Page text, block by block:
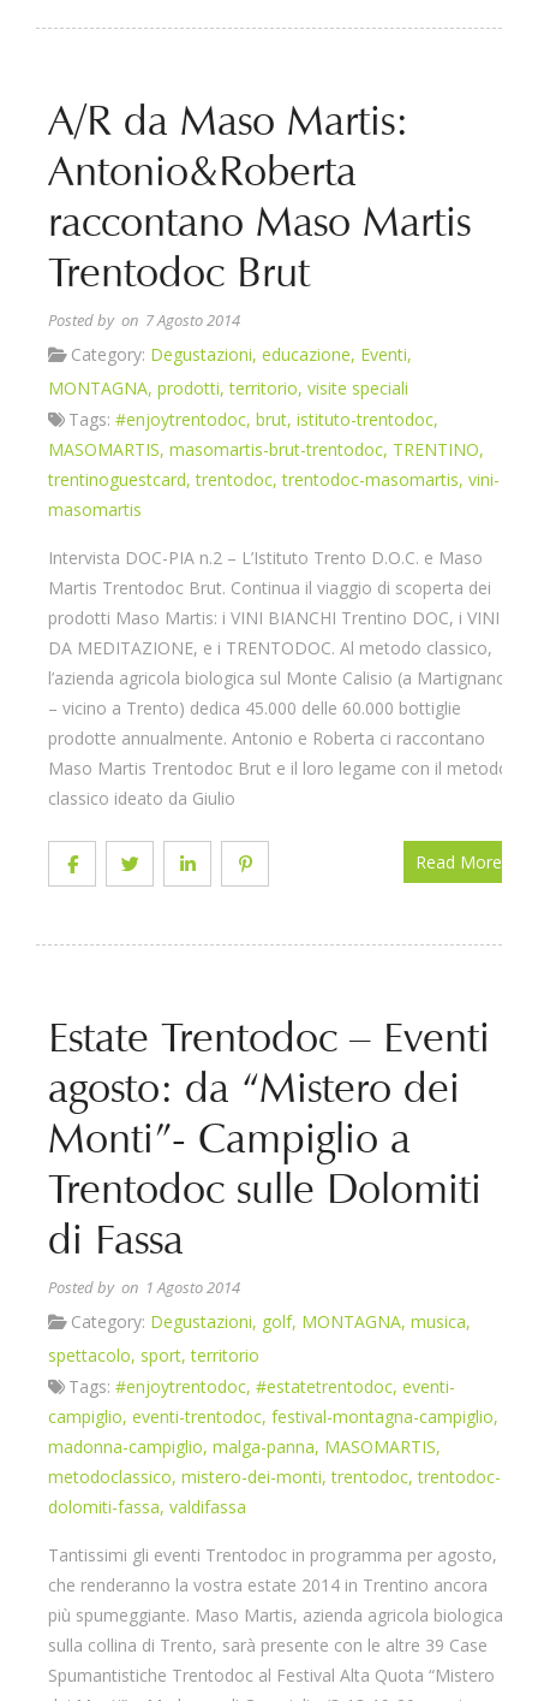
A/R da Maso Martis:
Antonio&Roberta
raccontano Maso Martis
Trentodoc Brut
Posted by on 7 Agosto 2014
Category: Degustazioni, educazione, Eventi,
MONTAGNA, prodotti,territorio, visite speciali
Tags: #enjoytrentodoc, brut, istituto-trentodoc,
MASOMARTIS, masomartis-brut-trentodoc, TRENTINO,
trentinoguestcard,trentodoc,trentodoc-masomartis, vini-
masomartis
Intervista DOC-PIA n.2 – L’Istituto Trento D.O.C. e Maso
Martis Trentodoc Brut. Continua il viaggio di scoperta dei
prodotti Maso Martis: i VINI BIANCHI Trentino DOC, i VINI
DA MEDITAZIONE, e i TRENTODOC. Al metodo classico,
l’azienda agricola biologica sul Monte Calisio (a Martignano
– vicino a Trento) dedica 45.000 delle 60.000 bottiglie
prodotte annualmente. Antonio e Roberta ci raccontano
Maso Martis Trentodoc Brut e il loro legame con il metodo
classico ideato da Giulio
Read More
Estate Trentodoc – Eventi
agosto: da “Mistero dei
Monti”- Campiglio a
Trentodoc sulle Dolomiti
di Fassa
Posted by on 1 Agosto 2014
Category: Degustazioni, golf, MONTAGNA, musica,
spettacolo, sport,territorio
Tags: #enjoytrentodoc, #estatetrentodoc, eventi-
campiglio, eventi-trentodoc, festival-montagna-campiglio,
madonna-campiglio, malga-panna, MASOMARTIS,
metodoclassico, mistero-dei-monti,trentodoc,trentodoc-
dolomiti-fassa, valdifassa
Tantissimi gli eventi Trentodoc in programma per agosto,
che renderanno la vostra estate 2014 in Trentino ancora
più spumeggiante. Maso Martis, azienda agricola biologica
sulla collina di Trento, sarà presente con le altre 39 Case
Spumantistiche Trentodoc al Festival Alta Quota “Mistero